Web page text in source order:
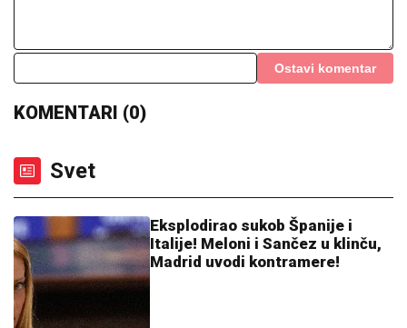
SKINULA SE ANA SEVIĆ
Jelene Radanović nakon jezivih pretnji
sramno"
BIVŠI FUDBALER JE OVAKO
INVESTIRAO ZARAĐENE MILIONE
Kupio staru kuću u Igalu i otvorio
restoran na Bojani, a evo šta je pripalo
bivšoj supruzi posle razvoda